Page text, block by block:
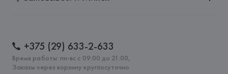
+375 (29) 633-2-633
Время работы: пн-вс с 09:00 до 21:00,
Заказы через корзину круглосуточно